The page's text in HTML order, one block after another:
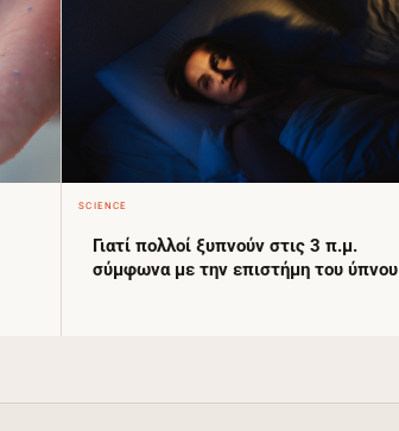
SCIENCE
Γιατί πολλοί ξυπνούν στις 3 π.μ.
σύμφωνα με την επιστήμη του ύπνου